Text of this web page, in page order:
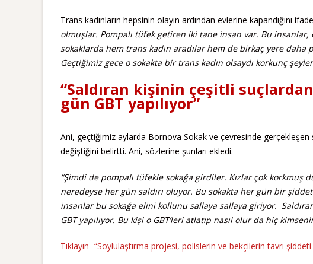
Trans kadınların hepsinin olayın ardından evlerine kapandığını
olmuşlar. Pompalı tüfek getiren iki tane insan var. Bu insanlar,
sokaklarda hem trans kadın aradılar hem de birkaç yere
Geçtiğimiz gece o sokakta bir trans kadın olsaydı korkunç şeyler
“Saldıran kişinin çeşitli
gün GBT yapılıyor”
Ani, geçtiğimiz aylarda Bornova Sokak ve çevresinde gerçekleşen
değiştiğini belirtti. Ani, sözlerine şunları ekledi.
“Şimdi de pompalı tüfekle sokağa girdiler. Kızlar çok
neredeyse her gün saldırı oluyor. Bu sokakta her gün bir
insanlar bu sokağa elini kollunu sallaya sallaya giriyor.
GBT yapılıyor. Bu kişi o GBT’leri atlatıp nasıl olur da hiç
Tıklayın- “Soylulaştırma projesi, polislerin ve bekçilerin tavrı